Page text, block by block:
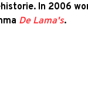
In 2006
De Lama's.